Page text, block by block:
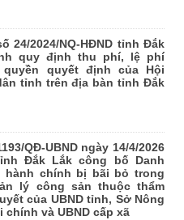
24/2024/NQ-HĐND tỉnh Đắk
quy định thu phí, lệ phí
quyết định của Hội
tỉnh trên địa bàn tỉnh Đắk
QĐ-UBND ngày 14/4/2026
Đắk Lắk công bố Danh
hành chính bị bãi bỏ trong
lý công sản thuộc thẩm
của UBND tỉnh, Sở Nông
và UBND cấp xã